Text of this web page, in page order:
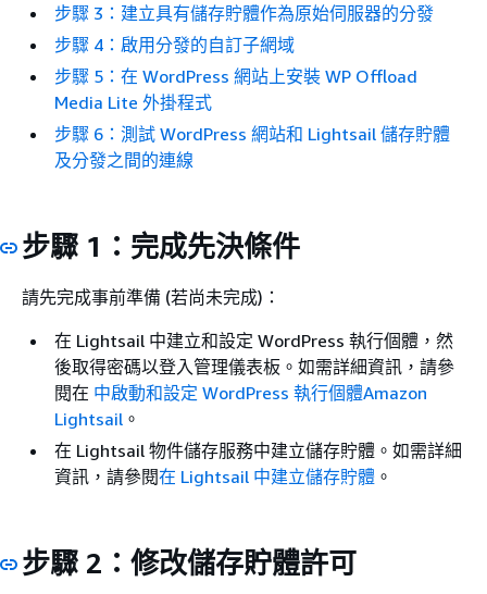
步驟 3：建立具有儲存貯體作為原始伺服器的分發
步驟 4：啟用分發的自訂子網域
步驟 5：在 WordPress 網站上安裝 WP Offload
Media Lite 外掛程式
步驟 6：測試 WordPress 網站和 Lightsail 儲存貯體
及分發之間的連線
步驟 1：完成先決條件
請先完成事前準備 (若尚未完成)：
在 Lightsail 中建立和設定 WordPress 執行個體，然
後取得密碼以登入管理儀表板。如需詳細資訊，請參
閱在 中啟動和設定 WordPress 執行個體Amazon
Lightsail 。
在 Lightsail 物件儲存服務中建立儲存貯體。如需詳細
資訊，請參閱在 Lightsail 中建立儲存貯體 。
步驟 2：修改儲存貯體許可